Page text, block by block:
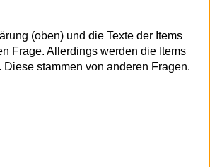
(oben) und die Texte der Items
Frage. Allerdings werden die Items
stammen von anderen Fragen.